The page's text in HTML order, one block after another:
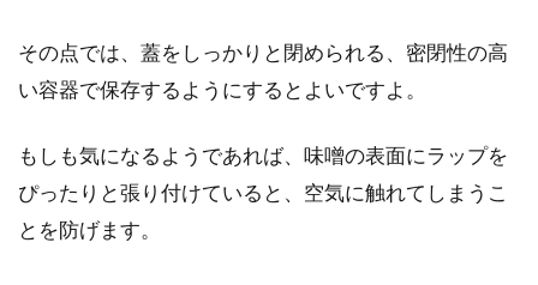
その点では、蓋をしっかりと閉められる、密閉性の高
い容器で保存するようにするとよいですよ。
もしも気になるようであれば、味噌の表面にラップを
ぴったりと張り付けていると、空気に触れてしまうこ
とを防げます。